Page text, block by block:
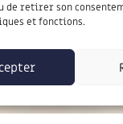
de retirer son
et fonctions.